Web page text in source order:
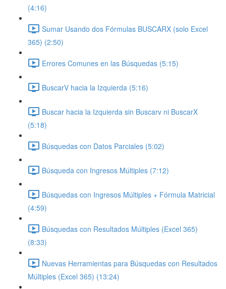
(4:16)
Sumar Usando dos Fórmulas BUSCARX (solo Excel
365) (2:50)
Errores Comunes en las Búsquedas (5:15)
BuscarV hacia la Izquierda (5:16)
Buscar hacia la Izquierda sin Buscarv ni BuscarX
(5:18)
Búsquedas con Datos Parciales (5:02)
Búsqueda con Ingresos Múltiples (7:12)
Búsquedas con Ingresos Múltiples + Fórmula Matricial
(4:59)
Búsquedas con Resultados Múltiples (Excel 365)
(8:33)
Nuevas Herramientas para Búsquedas con Resultados
Múltiples (Excel 365) (13:24)